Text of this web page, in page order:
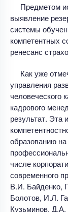
Предметом
выявление
системы
компетентных
ренесанс
Как уже
управления
человеческого
кадрового
результат. Эта
образованию
числе
современного
В.И. Байденко,
Болотов, И.Л.
Кузьминов,